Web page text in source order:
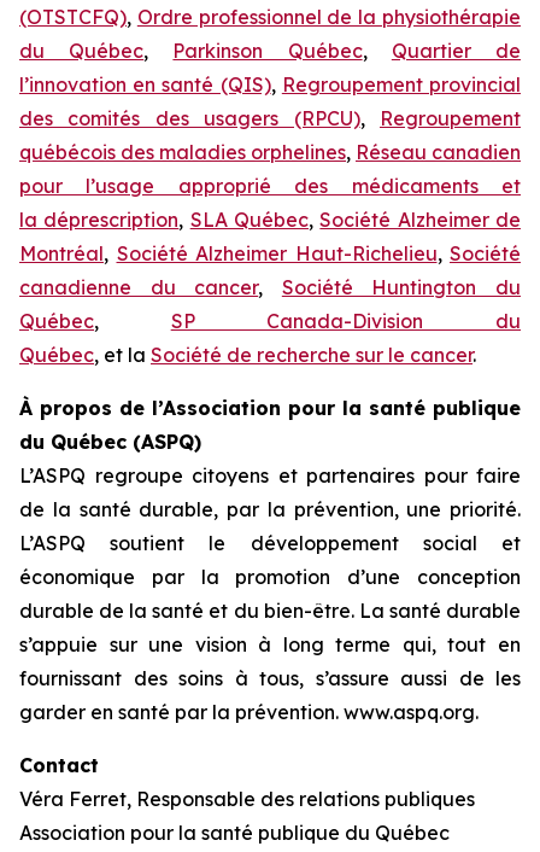
(OTSTCFQ), Ordre professionnel de la physiothérapie
du Québec, Parkinson Québec, Quartier de
l’innovation en santé (QIS), Regroupement provincial
des comités des usagers (RPCU), Regroupement
québécois des maladies orphelines, Réseau canadien
pour l’usage approprié des médicaments et
la déprescription, SLA Québec,Société Alzheimer de
Montréal, Société Alzheimer Haut-Richelieu, Société
canadienne du cancer, Société Huntington du
Québec, SP Canada-Division du
Québec, et la Société de recherche sur le cancer.
À propos de l’Association pour la santé publique
du Québec (ASPQ)
L’ASPQ regroupe citoyens et partenaires pour faire
de la santé durable, par la prévention, une priorité.
L’ASPQ soutient le développement social et
économique par la promotion d’une conception
durable de la santé et du bien-être. La santé durable
s’appuie sur une vision à long terme qui, tout en
fournissant des soins à tous, s’assure aussi de les
garder en santé par la prévention. www.aspq.org.
Contact
Véra Ferret, Responsable des relations publiques
Association pour la santé publique du Québec